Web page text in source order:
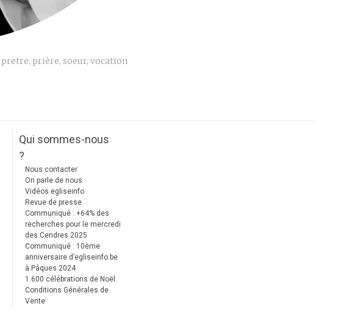
pretre, prière, soeur, vocation
Qui sommes-nous
?
Nous contacter
On parle de nous
Vidéos egliseinfo
Revue de presse
Communiqué : +64% des
recherches pour le mercredi
des Cendres 2025
Communiqué : 10ème
anniversaire d’egliseinfo.be
à Pâques 2024
1.600 célébrations de Noël
Conditions Générales de
Vente